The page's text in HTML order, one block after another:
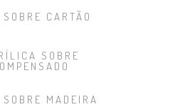
CARTÃO
SOBRE
MADEIRA